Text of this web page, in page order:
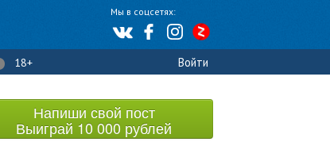
Мы в соцсетях:
18+ Войти
Напиши свой пост
Выиграй 10 000 рублей